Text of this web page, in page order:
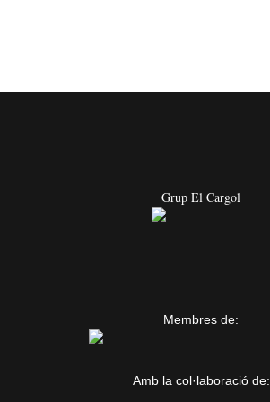
Grup El Cargol
Membres de:
Amb la col·laboració de: